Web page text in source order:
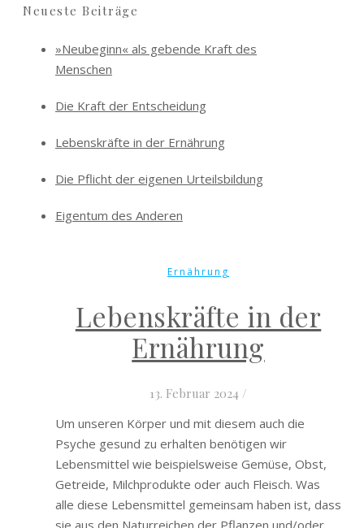
Neueste Beiträge
»Neubeginn« als gebende Kraft des
Menschen
Die Kraft der Entscheidung
Lebenskräfte in der Ernährung
Die Pflicht der eigenen Urteilsbildung
Eigentum des Anderen
Ernährung
Lebenskräfte in der
Ernährung
13. Februar 2024 /
Um unseren Körper und mit diesem auch die
Psyche gesund zu erhalten benötigen wir
Lebensmittel wie beispielsweise Gemüse, Obst,
Getreide, Milchprodukte oder auch Fleisch. Was
alle diese Lebensmittel gemeinsam haben ist, dass
sie aus den Naturreichen der Pflanzen und/oder